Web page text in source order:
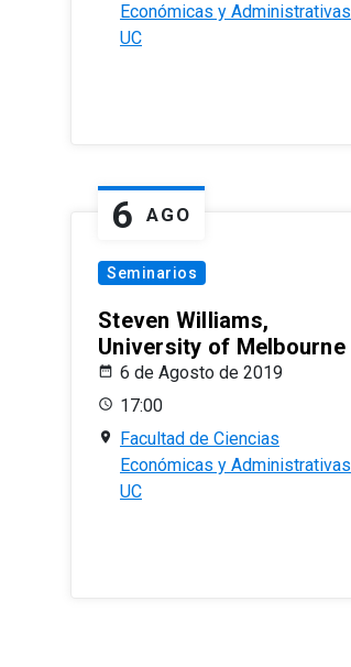
Económicas y Administrativas
UC
6 AGO
Seminarios
Steven Williams,
University of Melbourne
6 de Agosto de 2019
17:00
Facultad de Ciencias
Económicas y Administrativas
UC